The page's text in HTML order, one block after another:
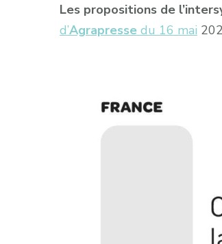
Les propositions de
d’Agrapresse du 16 mai